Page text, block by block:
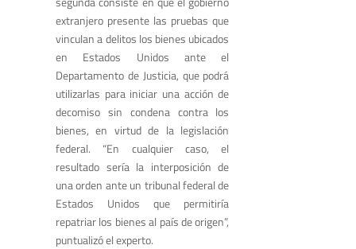
extranjero presente las pruebas que
vinculan a delitos los bienes ubicados
en Estados Unidos ante el
Departamento de Justicia, que podrá
utilizarlas para iniciar una acción de
decomiso sin condena contra los
bienes, en virtud de la legislación
federal. “En cualquier caso, el
resultado sería la interposición de
una orden ante un tribunal federal de
Estados Unidos que permitiría
repatriar los bienes al país de origen”,
puntualizó el experto.